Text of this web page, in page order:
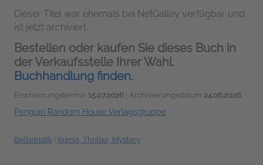
Dieser Titel war ehemals bei NetGalley verfügbar und
ist jetzt archiviert.
Bestellen oder kaufen Sie dieses Buch in
der Verkaufsstelle Ihrer Wahl.
Buchhandlung finden.
Erscheinungstermin 15.07.2026 | Archivierungsdatum 24.06.2026
Penguin Random House Verlagsgruppe
Belletristik | Krimis, Thriller, Mystery